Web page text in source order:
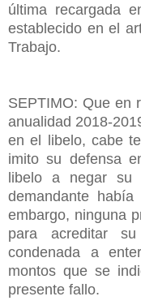
última recargada
establecido en el
Trabajo.
SEPTIMO: Que en
anualidad 2018-
en el libelo, cabe
imito su defensa
libelo a negar su
demandante
embargo, ninguna
para acreditar
condenada a
montos que se
presente fallo.